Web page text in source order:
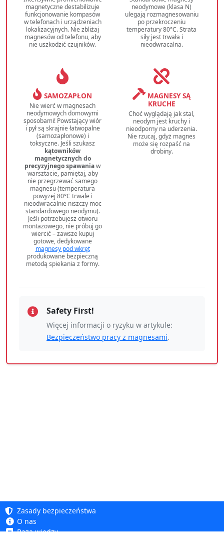
magnetyczne destabilizuje
funkcjonowanie kompasów
w telefonach i urządzeniach
lokalizacyjnych. Nie zbliżaj
magnesów od telefonu, aby
nie uszkodzić czujników.
neodymowe (klasa N)
ulegają rozmagnesowaniu
po przekroczeniu
temperatury 80°C. Strata
siły jest trwała i
nieodwracalna.
SAMOZAPŁON
Nie wierć w magnesach
neodymowych domowymi
sposobami! Powstający wiór
i pył są skrajnie łatwopalne
(samozapłonowe) i
toksyczne. Jeśli szukasz
kątowników
magnetycznych do
precyzyjnego spawaniaw
warsztacie, pamiętaj, aby
nie przegrzewać samego
magnesu (temperatura
powyżej 80°C trwale i
nieodwracalnie niszczy moc
standardowego neodymu).
Jeśli potrzebujesz otworu
montażowego, nie próbuj go
wiercić – zawsze kupuj
gotowe, dedykowane
magnesy pod wkręt
produkowane bezpieczną
metodą spiekania z formy.
MAGNESY SĄ
KRUCHE
Choć wyglądają jak stal,
neodym jest kruchy i
nieodporny na uderzenia.
Nie rzucaj, gdyż magnes
może się rozpaść na
drobiny.
Safety First!
Więcej informacji o ryzyku w artykule:
Bezpieczeństwo pracy z magnesami.
Zasady bezpieczeństwa
O nas
Baza wiedzy